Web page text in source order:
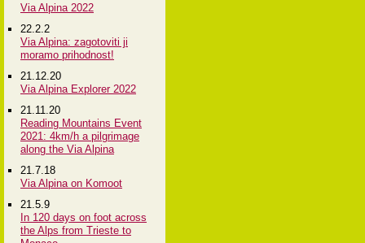
Via Alpina 2022
22.2.2
Via Alpina: zagotoviti ji
moramo prihodnost!
21.12.20
Via Alpina Explorer 2022
21.11.20
Reading Mountains Event
2021: 4km/h a pilgrimage
along the Via Alpina
21.7.18
Via Alpina on Komoot
21.5.9
In 120 days on foot across
the Alps from Trieste to